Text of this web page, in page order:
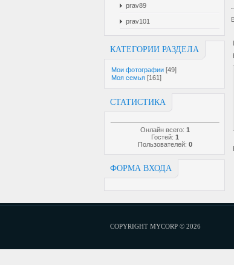
prav89
prav101
КАТЕГОРИИ РАЗДЕЛА
Мои фотографии [49]
Моя семья [161]
СТАТИСТИКА
Онлайн всего: 1
Гостей: 1
Пользователей: 0
ФОРМА ВХОДА
COPYRIGHT MYCORP © 2026